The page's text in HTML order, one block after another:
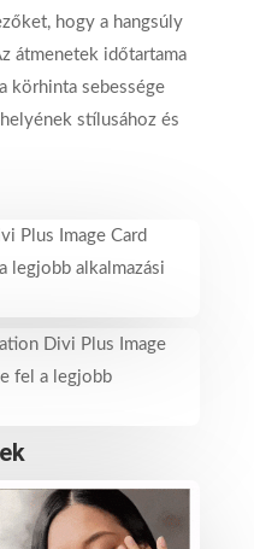
hogy a hangsúly
átmenetek időtartama
körhinta sebessége
stílusához és